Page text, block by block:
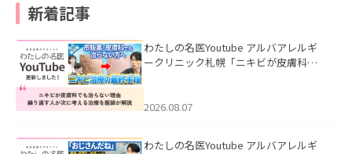
新着記事
わたしの名医Youtube アルバアレルギ
ークリニック札幌「ニキビが皮膚科で
ました。
2026.08.07
わたしの名医Youtube アルバアレルギ